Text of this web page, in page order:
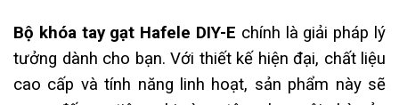
Bộ khóa tay gạt Hafele DIY-E chính là giải pháp lý
tưởng dành cho bạn. Với thiết kế hiện đại, chất liệu
cao cấp và tính năng linh hoạt, sản phẩm này sẽ